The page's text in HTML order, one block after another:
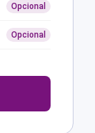
Opcional
Opcional